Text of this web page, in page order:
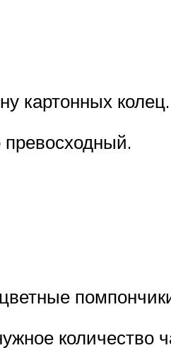
картонных колец.
превосходный.
количество